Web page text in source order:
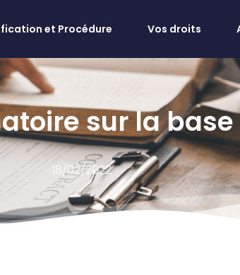
et Procédure Vos droits
sur la base
18/02/2022